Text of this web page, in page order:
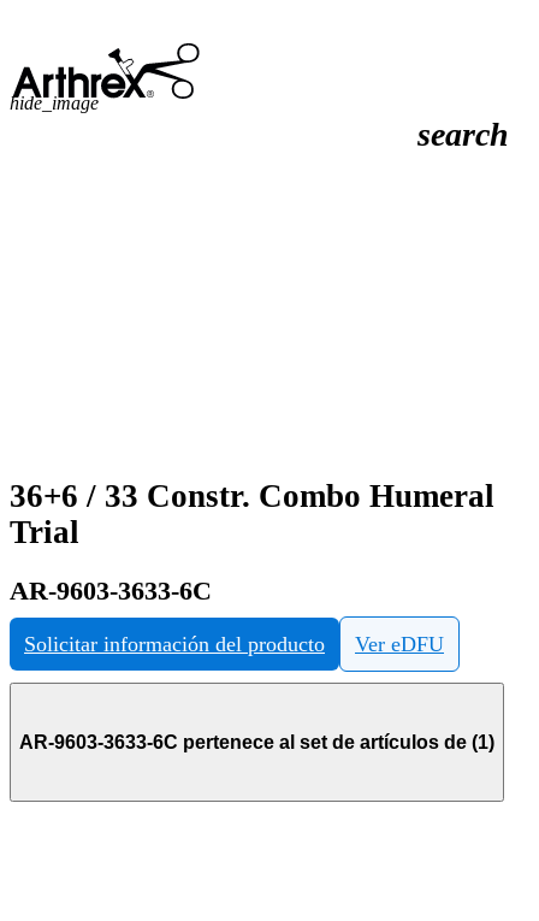
search
hide_image
36+6 / 33 Constr. Combo Humeral
Trial
AR-9603-3633-6C
Solicitar información del producto Ver eDFU
AR-9603-3633-6C pertenece al set de artículos de (1)